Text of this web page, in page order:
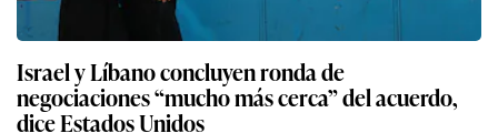
Israel y Líbano concluyen ronda de
negociaciones “mucho más cerca” del acuerdo,
dice Estados Unidos